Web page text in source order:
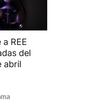
REE
del
abril